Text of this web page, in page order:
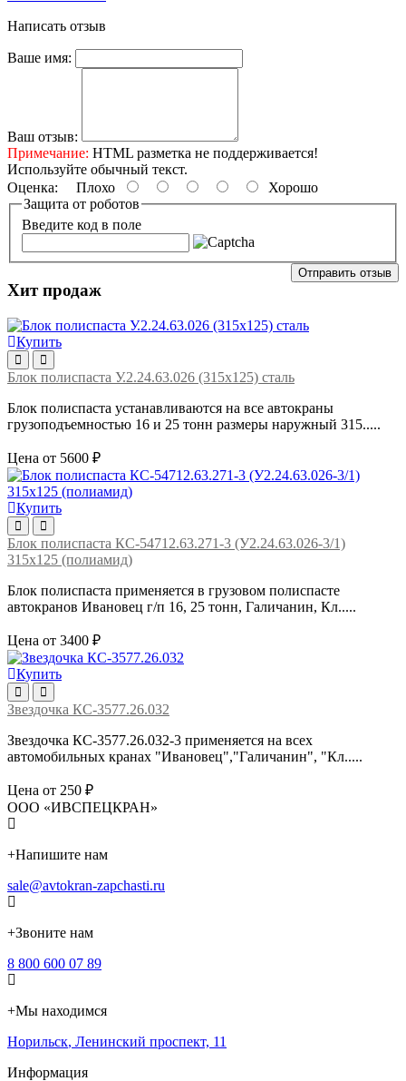
Написать отзыв
Ваше имя:
Ваш отзыв:
Примечание: HTML разметка не поддерживается!
Используйте обычный текст.
Оценка: Плохо
Хорошо
Защита от роботов
Введите код в поле
Отправить отзыв
Хит продаж
Купить
Блок полиспаста У.2.24.63.026 (315х125) сталь
Блок полиспаста устанавливаются на все автокраны
грузоподъемностью 16 и 25 тонн размеры наружный 315.....
Цена от 5600 ₽
Купить
Блок полиспаста КС-54712.63.271-3 (У2.24.63.026-3/1)
315х125 (полиамид)
Блок полиспаста применяется в грузовом полиспасте
автокранов Ивановец г/п 16, 25 тонн, Галичанин, Кл.....
Цена от 3400 ₽
Купить
Звездочка КС-3577.26.032
Звездочка КС-3577.26.032-3 применяется на всех
автомобильных кранах "Ивановец","Галичанин", "Кл.....
Цена от 250 ₽
ООО «ИВСПЕЦКРАН»
+Напишите нам
sale@avtokran-zapchasti.ru
+Звоните нам
8 800 600 07 89
+Мы находимся
Норильск, Ленинский проспект, 11
Информация